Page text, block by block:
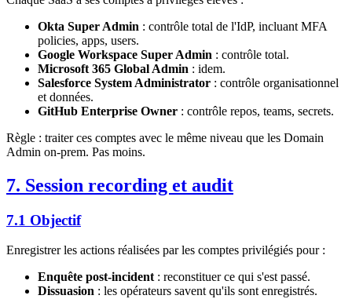
Okta Super Admin : contrôle total de l'IdP, incluant MFA
policies, apps, users.
Google Workspace Super Admin : contrôle total.
Microsoft 365 Global Admin : idem.
Salesforce System Administrator : contrôle organisationnel
et données.
GitHub Enterprise Owner : contrôle repos, teams, secrets.
Règle : traiter ces comptes avec le même niveau que les Domain
Admin on-prem. Pas moins.
7. Session recording et audit
7.1 Objectif
Enregistrer les actions réalisées par les comptes privilégiés pour :
Enquête post-incident : reconstituer ce qui s'est passé.
Dissuasion : les opérateurs savent qu'ils sont enregistrés.